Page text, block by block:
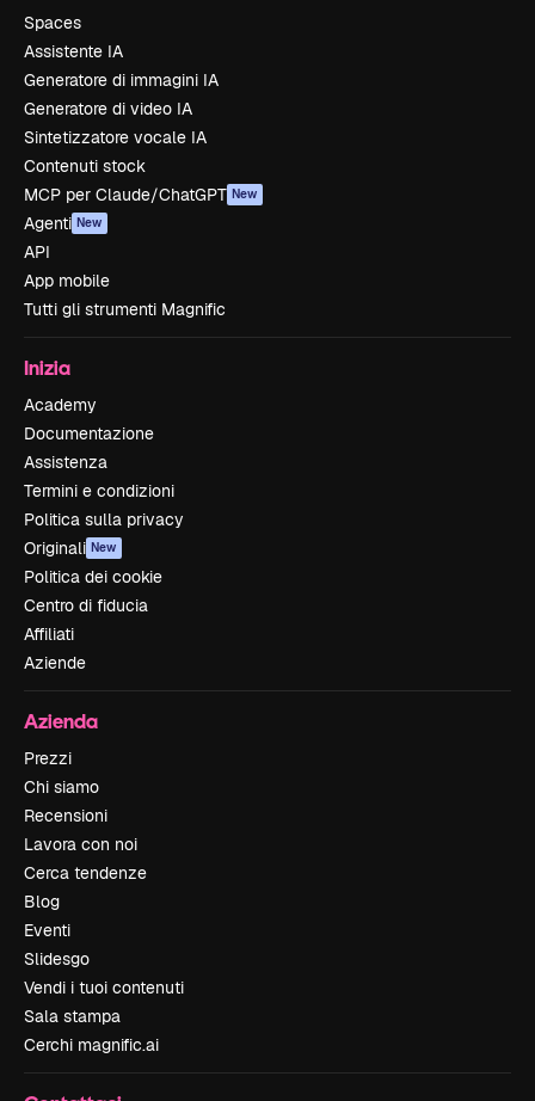
Spaces
Assistente IA
Generatore di immagini IA
Generatore di video IA
Sintetizzatore vocale IA
Contenuti stock
MCP per Claude/ChatGPT New
Agenti New
API
App mobile
Tutti gli strumenti Magnific
Inizia
Academy
Documentazione
Assistenza
Termini e condizioni
Politica sulla privacy
Originali New
Politica dei cookie
Centro di fiducia
Affiliati
Aziende
Azienda
Prezzi
Chi siamo
Recensioni
Lavora con noi
Cerca tendenze
Blog
Eventi
Slidesgo
Vendi i tuoi contenuti
Sala stampa
Cerchi magnific.ai